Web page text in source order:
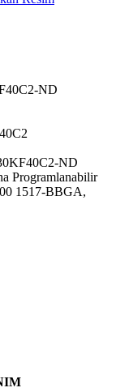
ND
ND
Programlanabilir
1517-BBGA,